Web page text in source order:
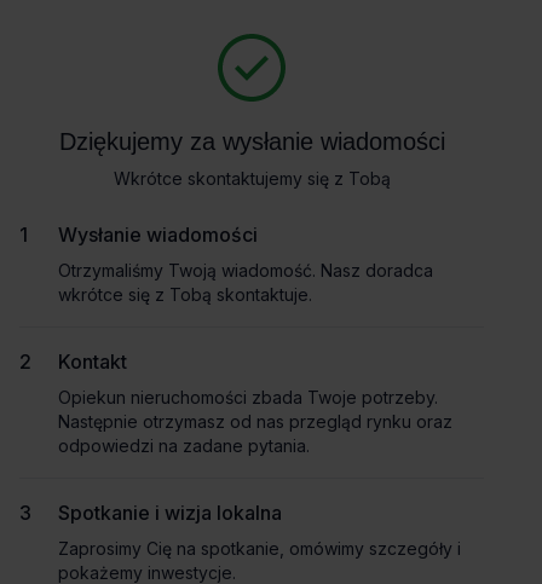
Wynajem tradycyjny
Biuro do wynajęcia Crown Square
Dziękujemy za wysłanie wiadomości
Wkrótce skontaktujemy się z Tobą
Wysłanie wiadomości
Otrzymaliśmy Twoją wiadomość. Nasz doradca
wkrótce się z Tobą skontaktuje.
Kontakt
Opiekun nieruchomości zbada Twoje potrzeby.
Następnie otrzymasz od nas przegląd rynku oraz
odpowiedzi na zadane pytania.
Spotkanie i wizja lokalna
Zaprosimy Cię na spotkanie, omówimy szczegóły i
pokażemy inwestycje.
Masz pytania dotyczące oferty? Opowiedz nam o swoich
Twojej firmy. Napisz do nas!
Imię i nazwisko
Nazwa firmy
Email służbowy
Dziękujemy za wysłanie wiadomości
Wkrótce skontaktujemy się z Tobą
Wysłanie wiadomości
Otrzymaliśmy Twoją wiadomość. Nasz doradca
wkrótce się z Tobą skontaktuje.
Kontakt
Opiekun nieruchomości zbada Twoje potrzeby.
Następnie otrzymasz od nas przegląd rynku oraz
odpowiedzi na zadane pytania.
Spotkanie i wizja lokalna
Zaprosimy Cię na spotkanie, omówimy szczegóły i
pokażemy inwestycje.